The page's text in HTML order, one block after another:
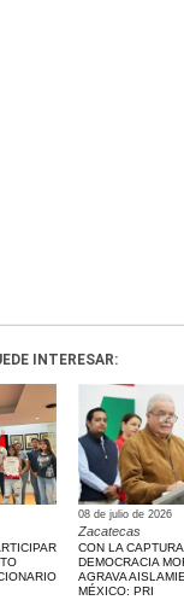
INTERESAR:
08 de julio de 2026
Zacatecas
CON LA
DEMOCRACIA
AGRAVA
MÉXICO: PRI